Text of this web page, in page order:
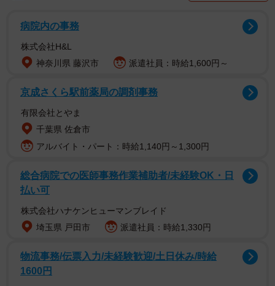
フェリシモ提供
病院内の事務
株式会社H&L
神奈川県 藤沢市
派遣社員：時給1,600円～
京成さくら駅前薬局の調剤事務
有限会社とやま
千葉県 佐倉市
アルバイト・パート：時給1,140円～1,300円
総合病院での医師事務作業補助者/未経験OK・日
払い可
株式会社ハナケンヒューマンブレイド
埼玉県 戸田市
派遣社員：時給1,330円
物流事務/伝票入力/未経験歓迎/土日休み/時給
1600円